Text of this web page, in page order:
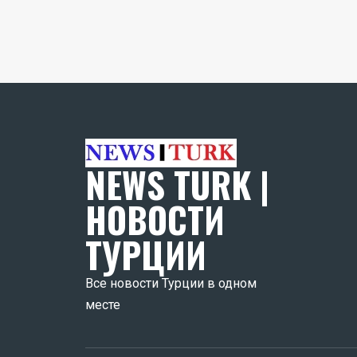
NEWS TURK |
НОВОСТИ
ТУРЦИИ
Все новости Турции в одном
месте